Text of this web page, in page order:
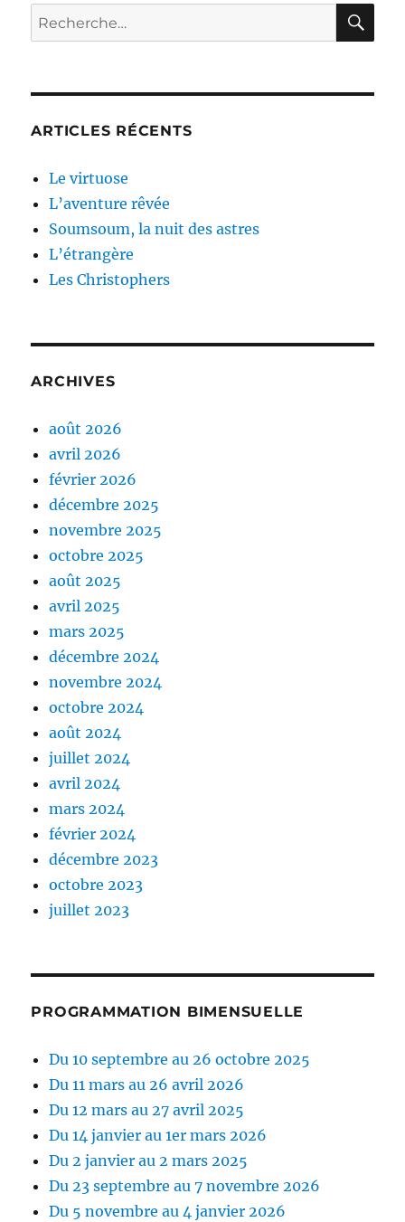
Recherche
pour :
ARTICLES RÉCENTS
Le virtuose
L’aventure rêvée
Soumsoum, la nuit des astres
L’étrangère
Les Christophers
ARCHIVES
août 2026
avril 2026
février 2026
décembre 2025
novembre 2025
octobre 2025
août 2025
avril 2025
mars 2025
décembre 2024
novembre 2024
octobre 2024
août 2024
juillet 2024
avril 2024
mars 2024
février 2024
décembre 2023
octobre 2023
juillet 2023
PROGRAMMATION BIMENSUELLE
Du 10 septembre au 26 octobre 2025
Du 11 mars au 26 avril 2026
Du 12 mars au 27 avril 2025
Du 14 janvier au 1er mars 2026
Du 2 janvier au 2 mars 2025
Du 23 septembre au 7 novembre 2026
Du 5 novembre au 4 janvier 2026